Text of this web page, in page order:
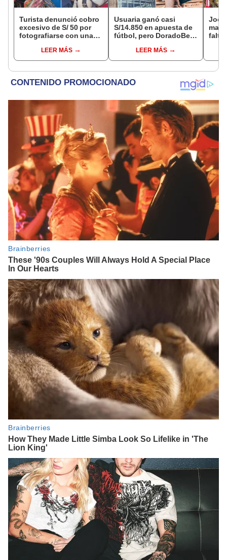
Turista denunció cobro
excesivo de S/ 50 por
fotografiarse con una
Serenazgo recuperó el
dinero
LEER MÁS
Usuaria ganó casi
S/14.850 en apuesta de
fútbol, pero DoradoBet
Indecopi multó a la
empresa con más de S/
LEER MÁS
falta